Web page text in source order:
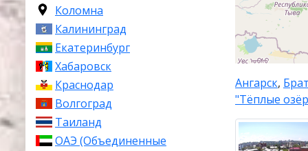
Коломна
Калининград
Екатеринбург
Хабаровск
Краснодар
Волгоград
Таиланд
ОАЭ (Объединенные
Крупнейшие
(224 100
(74 762) и
Основными
А также
железные
Ангарск,
"Тёплые